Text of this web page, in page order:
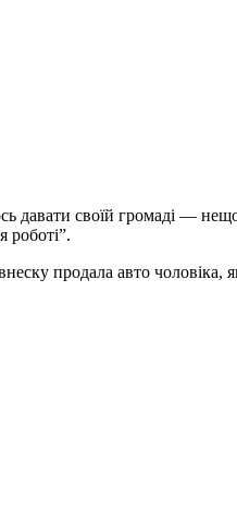
давати своїй громаді —
роботі”.
продала авто чоловіка,